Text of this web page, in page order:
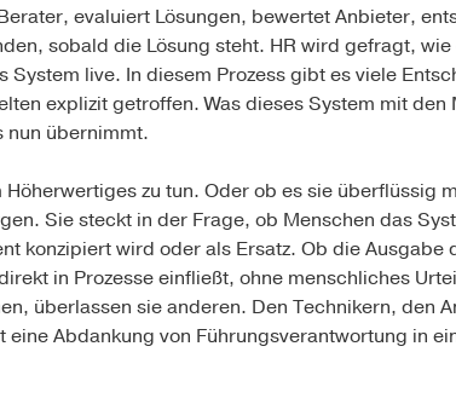
evaluiert Lösungen, bewertet Anbieter,
sobald die Lösung steht. HR wird gefragt,
live. In diesem Prozess gibt es viele
explizit getroffen. Was dieses System mit
nun übernimmt.
zu tun. Oder ob es sie überflüssig
Sie steckt in der Frage, ob Menschen das
konzipiert wird oder als Ersatz. Ob die
in Prozesse einfließt, ohne menschliches
überlassen sie anderen. Den Technikern, den
eine Abdankung von Führungsverantwortung in